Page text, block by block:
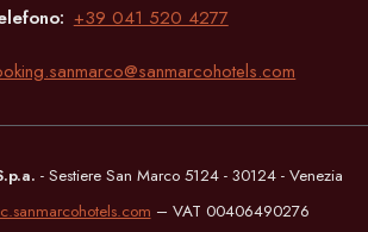
+39 041 520 4277
- Sestiere San Marco 5124 - 30124 - Venezia
– VAT 00406490276